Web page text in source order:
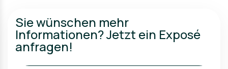
Sie wünschen mehr
Informationen? Jetzt ein Exposé
anfragen!